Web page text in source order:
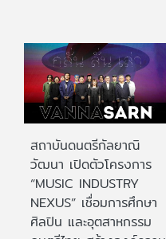
สถาบันดนตรีกัลยาณิ
วัฒนา เปิดตัวโครงการ
“MUSIC INDUSTRY
NEXUS” เชื่อมการศึกษา
ศิลปิน และอุตสาหกรรม